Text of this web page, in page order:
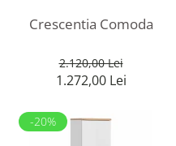
Oferte speciale
Sezlong living
Crescentia Comoda
2.120,00 Lei
1.272,00 Lei
-20%